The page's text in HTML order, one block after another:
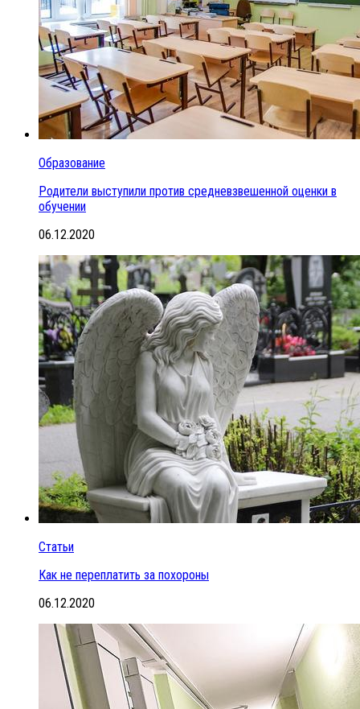
Образование
Родители выступили против средневзвешенной оценки в
обучении
06.12.2020
Статьи
Как не переплатить за похороны
06.12.2020